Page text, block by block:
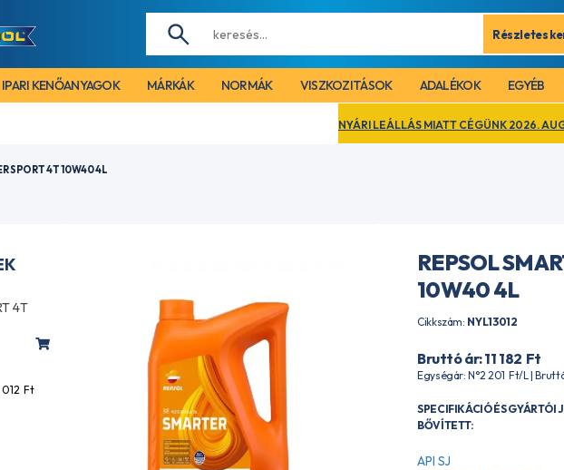
Részletes
IPARI KENŐANYAGOK MÁRKÁK NORMÁK VISZKOZITÁSOK ADALÉKOK EGYÉB
NYÁRI LEÁLLÁS MIATT CÉGÜNK 2026. AUGUSZTUS 17. –
SPORT 4T 10W40 4L
4T
Ft
REPSOL
10W40 4L
Cikkszám: NYL13012
Bruttó ár: 11 182 Ft
Egységár: N°2 201 Ft/L |
SPECIFIKÁCIÓ ÉS GYÁRTÓI
BŐVÍTETT:
API SJ